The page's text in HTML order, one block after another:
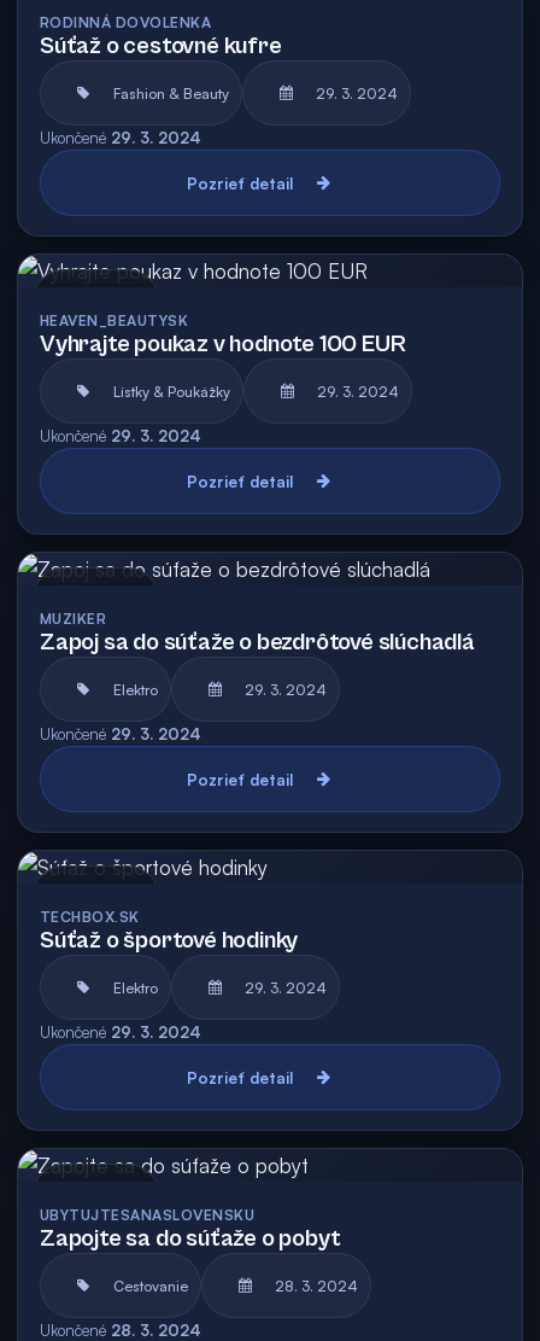
RODINNÁ DOVOLENKA
Súťaž o cestovné kufre
Fashion & Beauty 29. 3. 2024
Ukončené 29. 3. 2024
Pozrieť detail
HEAVEN_BEAUTYSK
Vyhrajte poukaz v hodnote 100 EUR
Lístky & Poukážky 29. 3. 2024
Ukončené 29. 3. 2024
Pozrieť detail
MUZIKER
Zapoj sa do súťaže o bezdrôtové slúchadlá
Elektro 29. 3. 2024
Ukončené 29. 3. 2024
Pozrieť detail
TECHBOX.SK
Súťaž o športové hodinky
Elektro 29. 3. 2024
Ukončené 29. 3. 2024
Pozrieť detail
UBYTUJTESANASLOVENSKU
Zapojte sa do súťaže o pobyt
Cestovanie 28. 3. 2024
Ukončené 28. 3. 2024